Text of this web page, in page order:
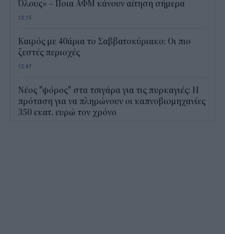
Όλους» – Ποια ΑΦΜ κάνουν αίτηση σήμερα
13:15
Καιρός με 40άρια το Σαββατοκύριακο: Οι πιο
ζεστές περιοχές
12:47
Νέος "φόρος" στα τσιγάρα για τις πυρκαγιές: Η
πρόταση για να πληρώνουν οι καπνοβιομηχανίες
350 εκατ. ευρώ τον χρόνο